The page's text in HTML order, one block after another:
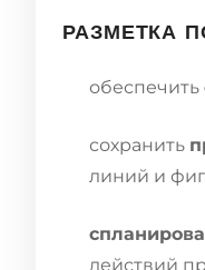
РАЗМЕТКА
обеспечить
сохранить
линий и
действий